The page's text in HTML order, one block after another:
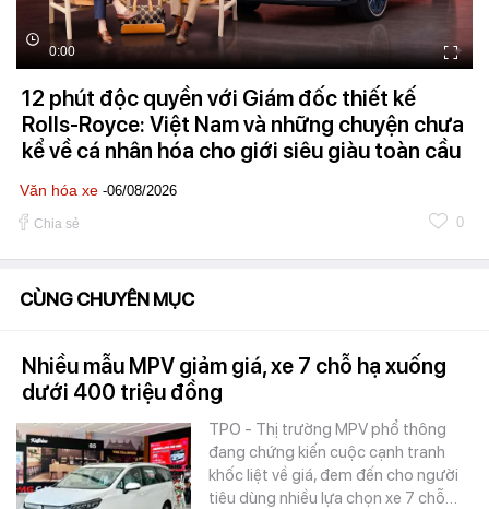
0:00
12 phút độc quyền với Giám đốc thiết kế
Rolls-Royce: Việt Nam và những chuyện chưa
kể về cá nhân hóa cho giới siêu giàu toàn cầu
Văn hóa xe -06/08/2026
Chia sẻ 0
CÙNG CHUYÊN MỤC
Nhiều mẫu MPV giảm giá, xe 7 chỗ hạ xuống
dưới 400 triệu đồng
TPO - Thị trường MPV phổ thông
đang chứng kiến cuộc cạnh tranh
khốc liệt về giá, đem đến cho người
tiêu dùng nhiều lựa chọn xe 7 chỗ…